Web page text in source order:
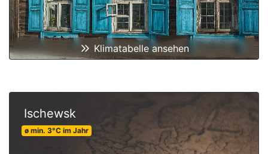
Klimatabelle ansehen
Ischewsk
ø min. 3°C im Jahr